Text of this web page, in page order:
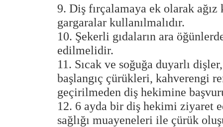
9. Diş fırçalamaya ek olarak
gargaralar kullanılmalıdır.
10. Şekerli gıdaların ara
edilmelidir.
11. Sıcak ve soğuğa duyarlı
başlangıç çürükleri, kahverengi
geçirilmeden diş hekimine
12. 6 ayda bir diş hekimi ziyaret
sağlığı muayeneleri ile çürük